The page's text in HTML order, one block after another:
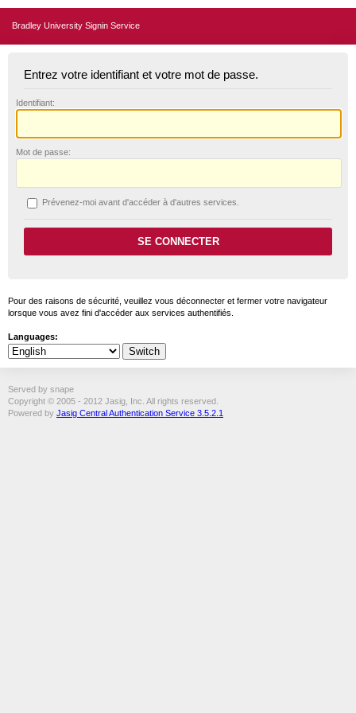
Bradley University Signin Service
Entrez votre identifiant et votre mot de passe.
Identifiant:
Mot de passe:
Prévenez-moi avant d'accéder à d'autres services.
Pour des raisons de sécurité, veuillez vous déconnecter et fermer votre navigateur
lorsque vous avez fini d'accéder aux services authentifiés.
Languages:
Served by snape
Copyright © 2005 - 2012 Jasig, Inc. All rights reserved.
Powered by Jasig Central Authentication Service 3.5.2.1